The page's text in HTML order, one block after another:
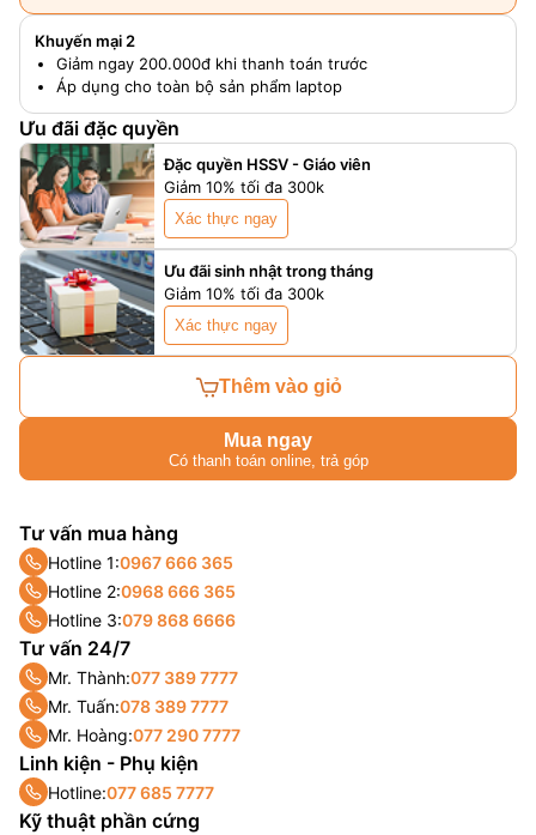
Khuyến mại 2
Giảm ngay 200.000đ khi thanh toán trước
Áp dụng cho toàn bộ sản phẩm laptop
Ưu đãi đặc quyền
Đặc quyền HSSV - Giáo viên
Giảm 10% tối đa 300k
Xác thực ngay
Ưu đãi sinh nhật trong tháng
Giảm 10% tối đa 300k
Xác thực ngay
Thêm vào giỏ
Mua ngay
Có thanh toán online, trả góp
Tư vấn mua hàng
Hotline 1:0967 666 365
Hotline 2:0968 666 365
Hotline 3:079 868 6666
Tư vấn 24/7
Mr. Thành:077 389 7777
Mr. Tuấn:078 389 7777
Mr. Hoàng:077 290 7777
Linh kiện - Phụ kiện
Hotline:077 685 7777
Kỹ thuật phần cứng